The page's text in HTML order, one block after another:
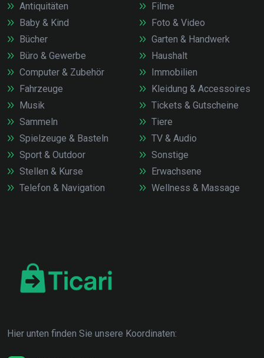
Antiquitäten
Baby & Kind
Bücher
Büro & Gewerbe
Computer & Zubehör
Fahrzeuge
Filme
Foto & Video
Garten & Handwerk
Haushalt
Immobilien
Kleidung & Accessoires
Musik
Sammeln
Spielzeuge & Basteln
Sport & Outdoor
Stellen & Kurse
Telefon & Navigation
Tickets & Gutscheine
Tiere
TV & Audio
Sonstige
Erwachsene
Wellness & Massage
Hier unten finden Sie unsere Koordinaten: